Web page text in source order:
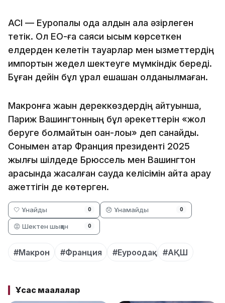
ACI — Еуропалық одақ алдын ала әзірлеген
тетік. Ол ЕО-ға саяси қысым көрсеткен
елдерден келетін тауарлар мен қызметтердің
импортын жедел шектеуге мүмкіндік береді.
Бұған дейін бұл құрал ешқашан қолданылмаған.
Макронға жақын дереккөздердің айтуынша,
Париж Вашингтонның бұл әрекеттерін «жол
беруге болмайтын қоқан-лоққы» деп санайды.
Сонымен қатар Франция президенті 2025
жылғы шілдеде Брюссель мен Вашингтон
арасында жасалған сауда келісімін қайта қарау
қажеттігін де көтерген.
🤍 Ұнайды 0 😞 Ұнамайды 0
😡 Шектен шыққан 0
#Макрон #Франция #Еуроодақ #АҚШ
Ұқсас мақалалар